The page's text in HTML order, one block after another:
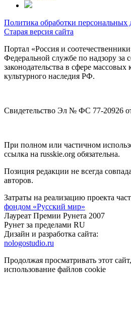
Политика обработки персональных
Старая версия сайта
Портал «Россия и
Федеральной службе по надзору за
законодательства в сфере
культурного наследия РФ.
Свидетельство Эл № ФС 77-20926 от
При полном или частичном
ссылка на russkie.org обязательна.
Позиция редакции не всегда
авторов.
Затраты на реализацию проекта
фондом «Русский мир»
Лауреат Премии Рунета 2007
Рунет за пределами RU
Дизайн и разработка сайта:
nologostudio.ru
Продолжая просматривать этот
использование файлов cookie